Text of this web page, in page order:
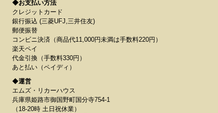
◆お支払い方法
クレジットカード
銀行振込 (三菱UFJ,三井住友)
郵便振替
コンビニ決済（商品代11,000円未満は手数料220円）
楽天ペイ
代金引換（手数料330円）
あと払い（ペイディ）
◆運営
エムズ・リカーハウス
兵庫県姫路市御国野町国分寺754-1
（18-20時 土日祝休業）